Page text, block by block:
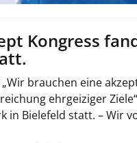
Kongress
brauchen eine
ehrgeiziger
in Bielefeld statt. – Wir